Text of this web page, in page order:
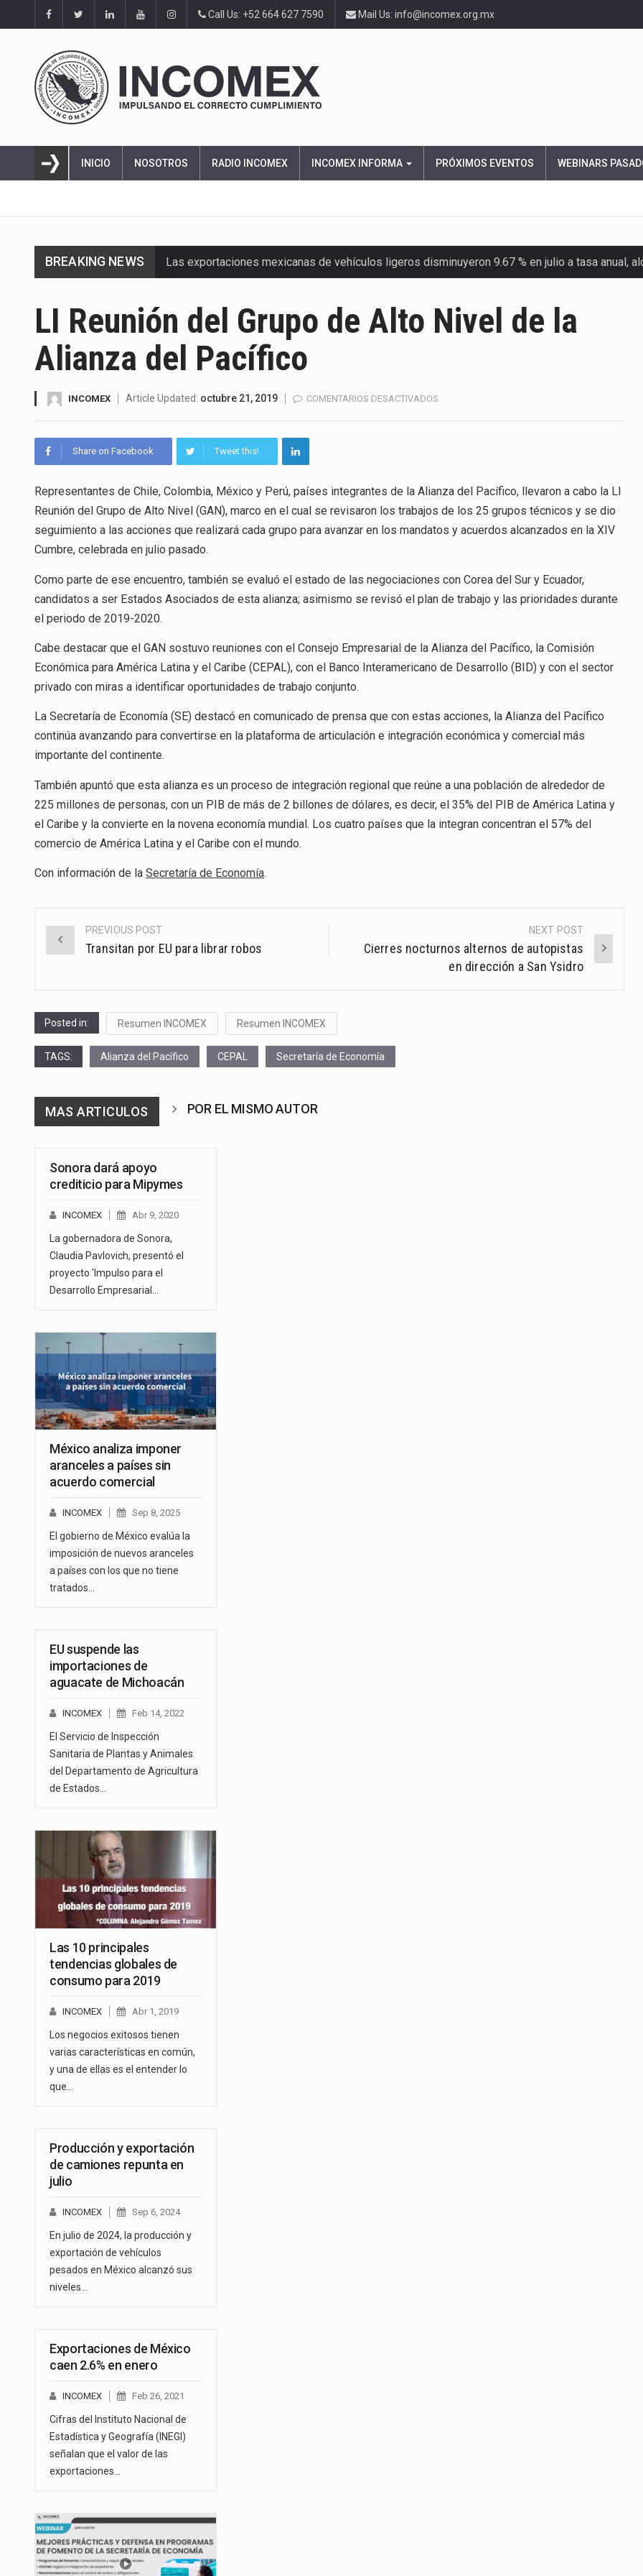
Call Us: +52 664 627 7590 Mail Us: info@incomex.org.mx
INICIO NOSOTROS RADIO INCOMEX INCOMEX INFORMA PRÓXIMOS EVENTOS WEBINARS
BREAKING NEWS Las exportaciones mexicanas de vehículos ligeros disminuyeron 9.67 % en julio a tasa anual,
La Coalition for a Prosperous America (CPA) solicitó al gobierno de Estados Unidos mantener
Solo el 17.8 % de las empresas en México se considera totalmente preparada para la…
Ante la suspensión temporal de las inspecciones sanitarias del Departamento de Agricultura
Los créditos fiscales determinados a empresas IMMEX rara vez nacen de una interpretación
La industria automotriz mexicana concentra más de la mitad de las quejas bajo el Mecanismo…
La inversión fija bruta en México registró un aumento de 1.1% interanual en mayo de…
El gobierno de Estados Unidos anunciará un arancel del 15 % sobre los productos fabricados…
El Departamento de Agricultura de Estados Unidos (USDA) suspendió el 5 de agosto de 2026…
LI Reunión del Grupo de Alto Nivel de la
Alianza del Pacífico
INCOMEX Article Updated: octubre 21, 2019 COMENTARIOS DESACTIVADOS
ALTO
NIVEL
LA
PACÍFICO
Share on Facebook Tweet this!
Representantes de Chile, Colombia, México y Perú, países integrantes de la Alianza del Pacífico, llevaron a cabo la LI
Reunión del Grupo de Alto Nivel (GAN), marco en el cual se revisaron los trabajos de los 25 grupos técnicos y se dio
seguimiento a las acciones que realizará cada grupo para avanzar en los mandatos y acuerdos alcanzados en la XIV
Cumbre, celebrada en julio pasado.
Como parte de ese encuentro, también se evaluó el estado de las negociaciones con Corea del Sur y Ecuador,
candidatos a ser Estados Asociados de esta alianza; asimismo se revisó el plan de trabajo y las prioridades durante
el periodo de 2019-2020.
Cabe destacar que el GAN sostuvo reuniones con el Consejo Empresarial de la Alianza del Pacífico, la Comisión
Económica para América Latina y el Caribe (CEPAL), con el Banco Interamericano de Desarrollo (BID) y con el sector
privado con miras a identificar oportunidades de trabajo conjunto.
La Secretaría de Economía (SE) destacó en comunicado de prensa que con estas acciones, la Alianza del Pacífico
continúa avanzando para convertirse en la plataforma de articulación e integración económica y comercial más
importante del continente.
También apuntó que esta alianza es un proceso de integración regional que reúne a una población de alrededor de
225 millones de personas, con un PIB de más de 2 billones de dólares, es decir, el 35% del PIB de América Latina y
el Caribe y la convierte en la novena economía mundial. Los cuatro países que la integran concentran el 57% del
comercio de América Latina y el Caribe con el mundo.
Con información de la Secretaría de Economía.
Post
PREVIOUS POST
Transitan por EU para librar robos
NEXT POST
Cierres nocturnos alternos de autopistas
en dirección a San Ysidro
Posted in: Resumen INCOMEX Resumen INCOMEX
TAGS: Alianza del Pacífico CEPAL Secretaría de Economía
MAS ARTICULOS POR EL MISMO AUTOR
Sonora dará apoyo
crediticio para Mipymes
INCOMEX Abr 9, 2020
La gobernadora de Sonora,
Claudia Pavlovich, presentó el
proyecto 'Impulso para el
Desarrollo Empresarial…
México analiza imponer
aranceles a países sin
acuerdo comercial
INCOMEX Sep 8, 2025
El gobierno de México evalúa la
imposición de nuevos aranceles
a países con los que no tiene
tratados…
EU suspende las
importaciones de
aguacate de Michoacán
INCOMEX Feb 14, 2022
El Servicio de Inspección
Sanitaria de Plantas y Animales
del Departamento de Agricultura
de Estados…
Las 10 principales
tendencias globales de
consumo para 2019
INCOMEX Abr 1, 2019
Los negocios exitosos tienen
varias características en común,
y una de ellas es el entender lo
que…
Producción y exportación
de camiones repunta en
julio
INCOMEX Sep 6, 2024
En julio de 2024, la producción y
exportación de vehículos
pesados en México alcanzó sus
niveles…
Exportaciones de México
caen 2.6% en enero
INCOMEX Feb 26, 2021
Cifras del Instituto Nacional de
Estadística y Geografía (INEGI)
señalan que el valor de las
exportaciones…